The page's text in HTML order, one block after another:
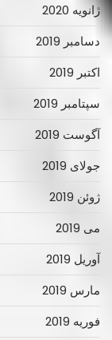
ژانویه 2020
دسامبر 2019
اکتبر 2019
سپتامبر 2019
آگوست 2019
جولای 2019
ژوئن 2019
می 2019
آوریل 2019
مارس 2019
فوریه 2019